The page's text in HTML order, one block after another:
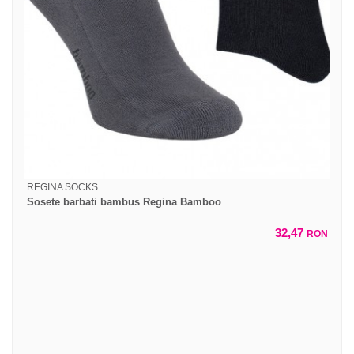
REGINA SOCKS
Sosete barbati bambus Regina Bamboo
32,47 RON